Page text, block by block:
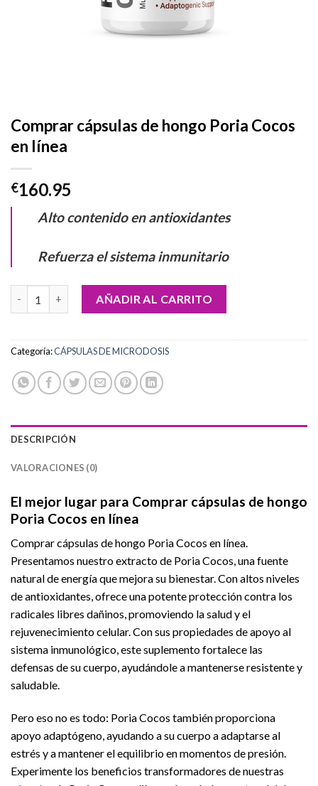
Comprar cápsulas de hongo Poria Cocos
en línea
€160.95
Alto contenido en antioxidantes
Refuerza el sistema inmunitario
Comprar cápsulas de hongo Poria Cocos en línea cantidad
AÑADIR AL CARRITO
Categoría:CÁPSULAS DE MICRODOSIS
DESCRIPCIÓN
VALORACIONES (0)
El mejor lugar para Comprar cápsulas de hongo
Poria Cocos en línea
Comprar cápsulas de hongo Poria Cocos en línea.
Presentamos nuestro extracto de Poria Cocos, una fuente
natural de energía que mejora su bienestar. Con altos niveles
de antioxidantes, ofrece una potente protección contra los
radicales libres dañinos, promoviendo la salud y el
rejuvenecimiento celular. Con sus propiedades de apoyo al
sistema inmunológico, este suplemento fortalece las
defensas de su cuerpo, ayudándole a mantenerse resistente y
saludable.
Pero eso no es todo: Poria Cocos también proporciona
apoyo adaptógeno, ayudando a su cuerpo a adaptarse al
estrés y a mantener el equilibrio en momentos de presión.
Experimente los beneficios transformadores de nuestras